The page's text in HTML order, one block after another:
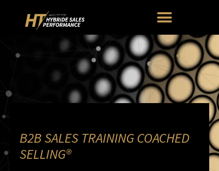
B2B SALES TRAINING COACHED
SELLING®